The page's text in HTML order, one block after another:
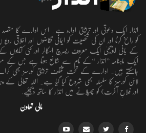
انذار ایک دعوتی اور تربیتی ادارہ ہے۔ اس ادارے کا مقصد
کو راسخ کرنا اور ان کی شخصیت کو ایمانی تقاضوں اور اخلاقی
کے بانی ابویحییٰ ایک معروف ریسرچ اسکالر اور کئی
ایک ماہنامہ ’’انذار ‘‘کے نام سے شائع ہوتا ہے جس
جاسکتے ہیں۔ ادارے کے تحت مختلف تربیتی کورسز بھی
لائن کورسز کا سلسلہ بھی شروع کیا گیا ہے۔ اللہ تعالٰی کے
اور فلاحِ آخرت) کو پھیلانے میں انذار کا ساتھ دیجئیے.
مالی تعاون